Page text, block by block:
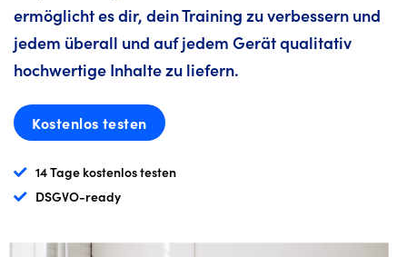
ermöglicht es dir, dein Training zu verbessern und
jedem überall und auf jedem Gerät qualitativ
hochwertige Inhalte zu liefern.
Kostenlos testen
14 Tage kostenlos testen
DSGVO-ready